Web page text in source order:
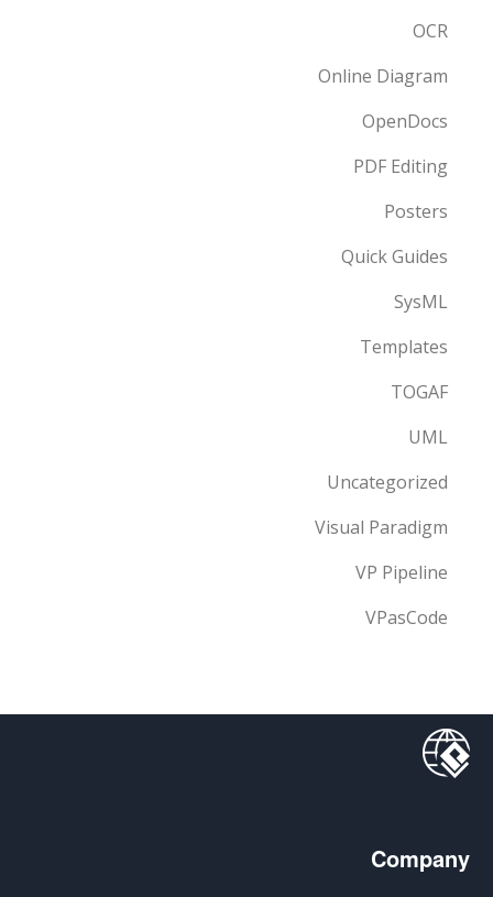
OCR
Online Diagram
OpenDocs
PDF Editing
Posters
Quick Guides
SysML
Templates
TOGAF
UML
Uncategorized
Visual Paradigm
VP Pipeline
VPasCode
Company